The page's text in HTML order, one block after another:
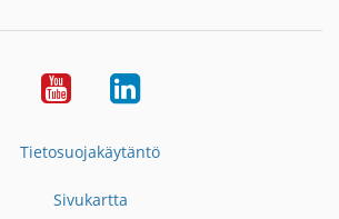
YouTubeLinkedIn
Tietosuojakäytäntö
Sivukartta